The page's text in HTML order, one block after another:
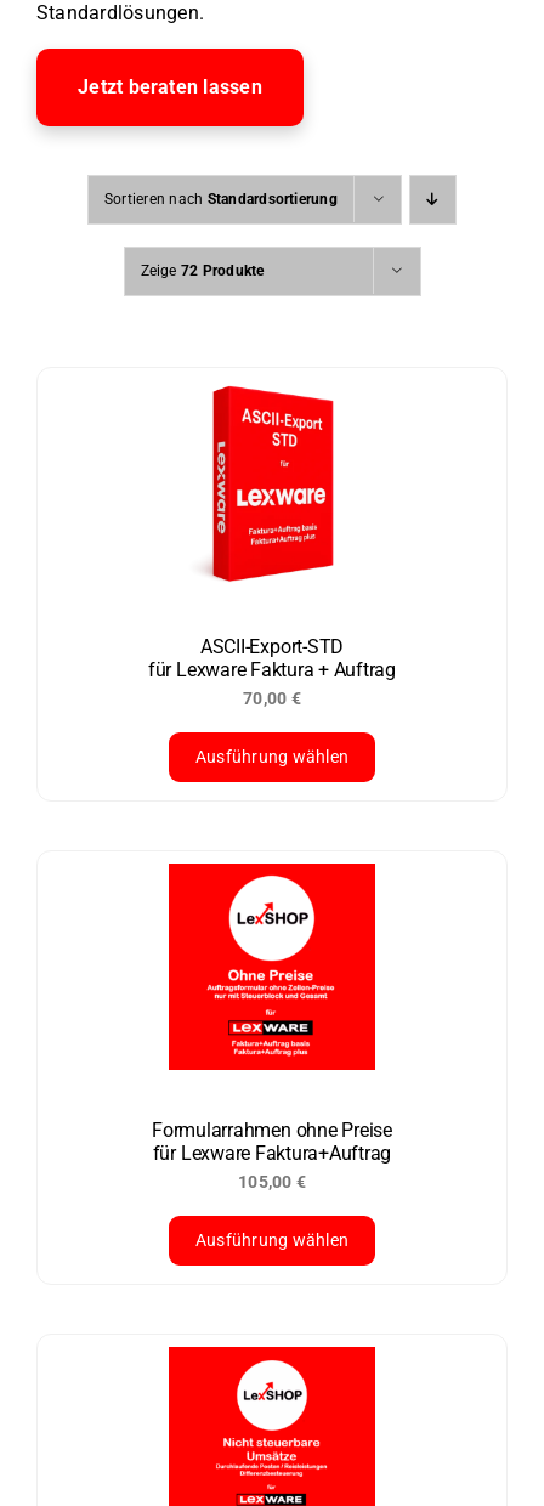
Standardlösungen.
Jetzt beraten lassen
Sortieren nach Standardsortierung
Zeige 72 Produkte
ASCII-Export-STD
für Lexware Faktura + Auftrag
70,00 €
Ausführung wählen
weist
mehrere
Varianten
Optionen
der
Produktseite
werden
Formularrahmen ohne Preise
für Lexware Faktura+Auftrag
105,00 €
Ausführung wählen
weist
mehrere
Varianten